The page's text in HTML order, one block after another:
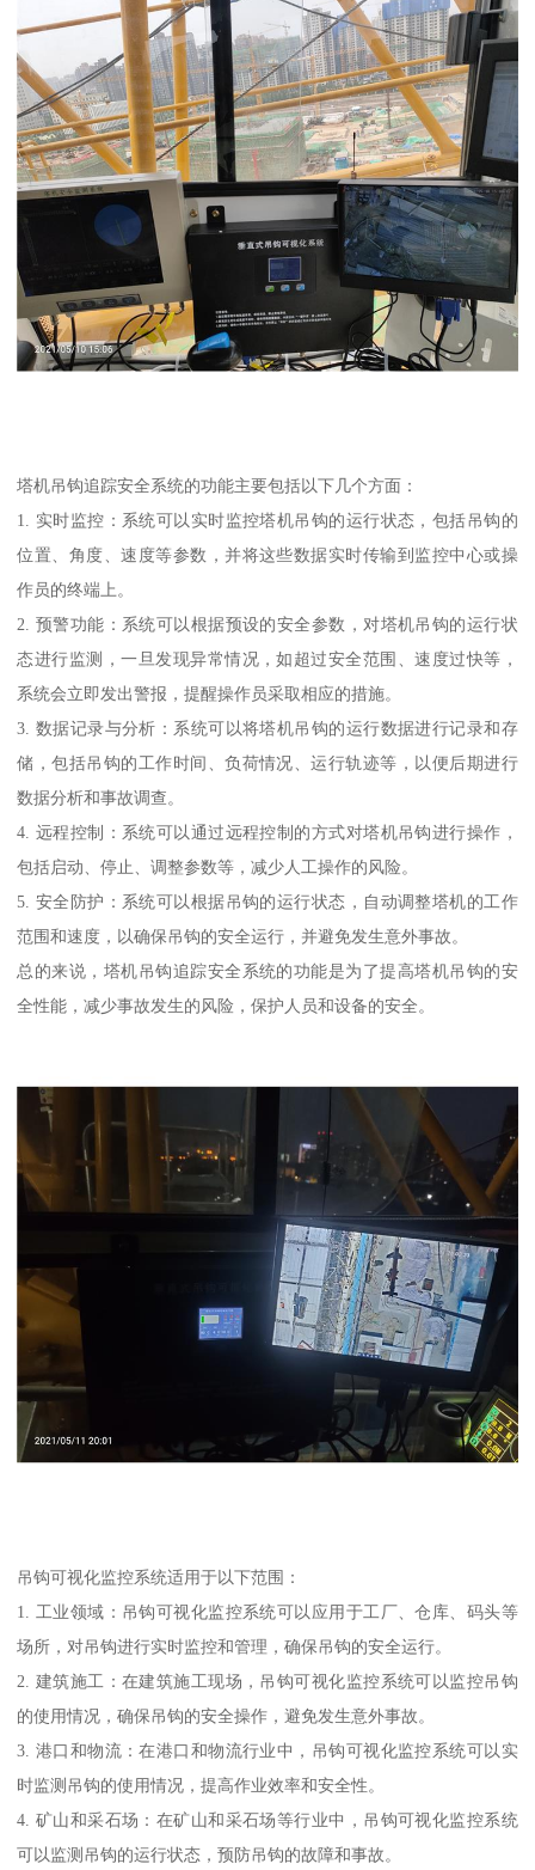
塔机吊钩追踪安全系统的功能主要包括以下几个方面：
1. 实时监控：系统可以实时监控塔机吊钩的运行状态，包括吊钩的
位置、角度、速度等参数，并将这些数据实时传输到监控中心或操
作员的终端上。
2. 预警功能：系统可以根据预设的安全参数，对塔机吊钩的运行状
态进行监测，一旦发现异常情况，如超过安全范围、速度过快等，
系统会立即发出警报，提醒操作员采取相应的措施。
3. 数据记录与分析：系统可以将塔机吊钩的运行数据进行记录和存
储，包括吊钩的工作时间、负荷情况、运行轨迹等，以便后期进行
数据分析和事故调查。
4. 远程控制：系统可以通过远程控制的方式对塔机吊钩进行操作，
包括启动、停止、调整参数等，减少人工操作的风险。
5. 安全防护：系统可以根据吊钩的运行状态，自动调整塔机的工作
范围和速度，以确保吊钩的安全运行，并避免发生意外事故。
总的来说，塔机吊钩追踪安全系统的功能是为了提高塔机吊钩的安
全性能，减少事故发生的风险，保护人员和设备的安全。
吊钩可视化监控系统适用于以下范围：
1. 工业领域：吊钩可视化监控系统可以应用于工厂、仓库、码头等
场所，对吊钩进行实时监控和管理，确保吊钩的安全运行。
2. 建筑施工：在建筑施工现场，吊钩可视化监控系统可以监控吊钩
的使用情况，确保吊钩的安全操作，避免发生意外事故。
3. 港口和物流：在港口和物流行业中，吊钩可视化监控系统可以实
时监测吊钩的使用情况，提高作业效率和安全性。
4. 矿山和采石场：在矿山和采石场等行业中，吊钩可视化监控系统
可以监测吊钩的运行状态，预防吊钩的故障和事故。